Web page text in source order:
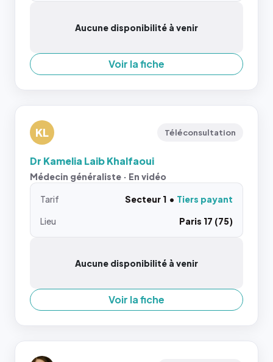
Aucune disponibilité à venir
Voir la fiche
KL Téléconsultation
Dr Kamelia Laib Khalfaoui
Médecin généraliste · En vidéo
Tarif Secteur 1
Tiers payant
Lieu
Paris 17 (75)
Aucune disponibilité à venir
Voir la fiche